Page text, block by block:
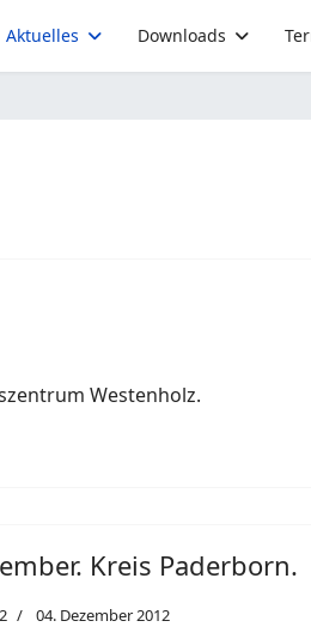
Aktuelles Downloads
Westenholz.
Kreis Paderborn.
04. Dezember 2012